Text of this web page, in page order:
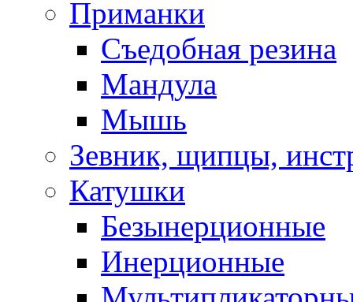
Приманки
Съедобная резина
Мандула
Мышь
Зевник, щипцы,
Катушки
Безынерционные
Инерционные